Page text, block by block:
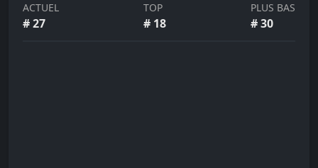
ACTUEL
#27
TOP
# 18
PLUS BAS
#30